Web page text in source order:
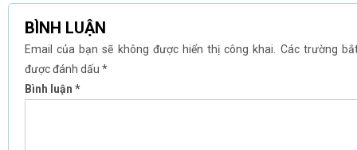
BÌNH LUẬN
Email của bạn sẽ không được hiển thị công khai.
Các trường
được đánh dấu *
Bình luận *